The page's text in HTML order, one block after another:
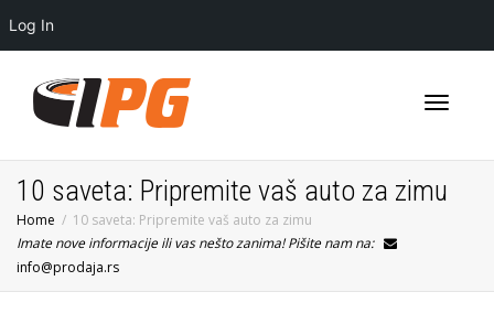
Log In
10 saveta: Pripremite vaš auto za zimu
Home
10 saveta: Pripremite vaš auto za zimu
Imate nove informacije ili vas nešto zanima! Pišite nam na:
info@prodaja.rs